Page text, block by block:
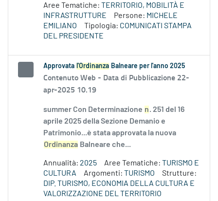
Aree Tematiche: TERRITORIO, MOBILITÀ E
INFRASTRUTTURE
Persone: MICHELE
EMILIANO
Tipologia: COMUNICATI STAMPA
DEL PRESIDENTE
Approvata l'Ordinanza Balneare per l'anno 2025
Contenuto Web - Data di Pubblicazione 22-
apr-2025 10.19
summer Con Determinazione n. 251 del 16
aprile 2025 della Sezione Demanio e
Patrimonio...è stata approvata la nuova
Ordinanza Balneare che...
Annualità: 2025 Aree Tematiche: TURISMO E
CULTURA
Argomenti: TURISMO
Strutture:
DIP. TURISMO, ECONOMIA DELLA CULTURA E
VALORIZZAZIONE DEL TERRITORIO